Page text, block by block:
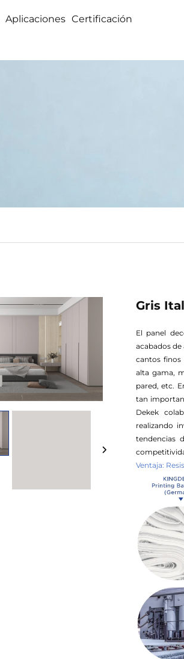
Aplicaciones Certificación
Gris
El panel
acabados
cantos finos
alta gama,
pared, etc.
tan
Dekek
realizando
tendencias
Ventaja: